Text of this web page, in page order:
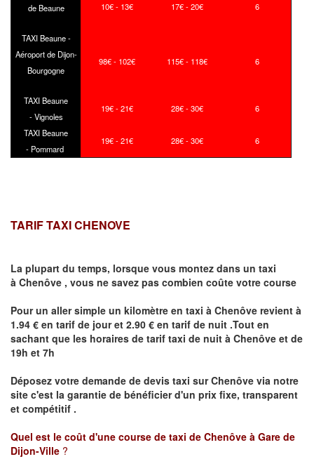
de Beaune
10€ - 13€ 17€ - 20€ 6
TAXI Beaune -
Aéroport de Dijon-
Bourgogne
98€ - 102€ 115€ - 118€ 6
TAXI Beaune
- Vignoles
19€ - 21€ 28€ - 30€ 6
TAXI Beaune
- Pommard
19€ - 21€ 28€ - 30€ 6
TARIF TAXI CHENOVE
La plupart du temps, lorsque vous montez dans un taxi
à Chenôve , vous ne savez pas combien coûte votre course
Pour un aller simple un kilomètre en taxi à Chenôve revient à
1.94 € en tarif de jour et 2.90 € en tarif de nuit .Tout en
sachant que les horaires de tarif taxi de nuit à Chenôve et de
19h et 7h
Déposez votre demande de devis taxi surChenôve via notre
site c'est la garantie de bénéficier d'un prix fixe, transparent
et compétitif .
Quel est le coût d'une course de taxi de Chenôve à Gare de
Dijon-Ville ?